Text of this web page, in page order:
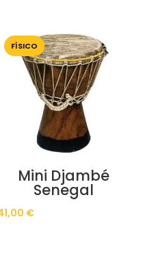
FÍSICO
Mini Djambé
Senegal
€